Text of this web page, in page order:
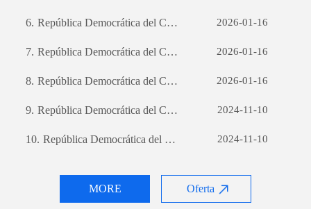
MORE Oferta
6. República Democrática del Congo স্পা অ্যাপ ডেভেলপমেন্টঃ একটি সফল মোবাইল অ্যাপ্লিকেশন তৈরির যাত্রা 2026-01-16
7. República Democrática del Congo স্পা ব্যবসায়িক সম্ভাবনার উন্মোচনঃ কাস্টম সফটওয়্যার ডেভেলপমেন্টের শক্তি 2026-01-16
8. República Democrática del Congo SPA Sviluppo del sito web per il commercio estero: una guida completa 2026-01-16
9. República Democrática del Congo SPA Sviluppo del sito web per il commercio estero: una guida completa 2024-11-10
10. República Democrática del Congo SPA Sviluppo del sito web per il commercio estero: una guida completa 2024-11-10